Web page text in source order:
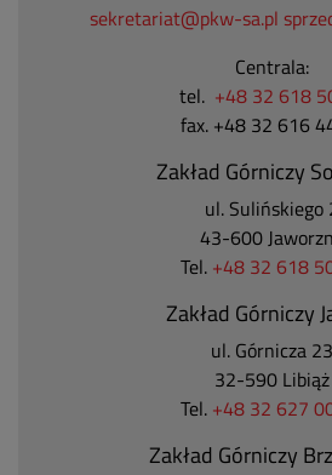
sekretariat@pkw-sa.pl
Centrala:
tel. +48 32 618
fax. +48 32 616
Zakład Górniczy
ul. Sulińskiego
43-600
Tel. +48 32 618
Zakład Górniczy
ul. Górnicza 23
32-590 Libiąż
Tel. +48 32 627
Zakład Górniczy